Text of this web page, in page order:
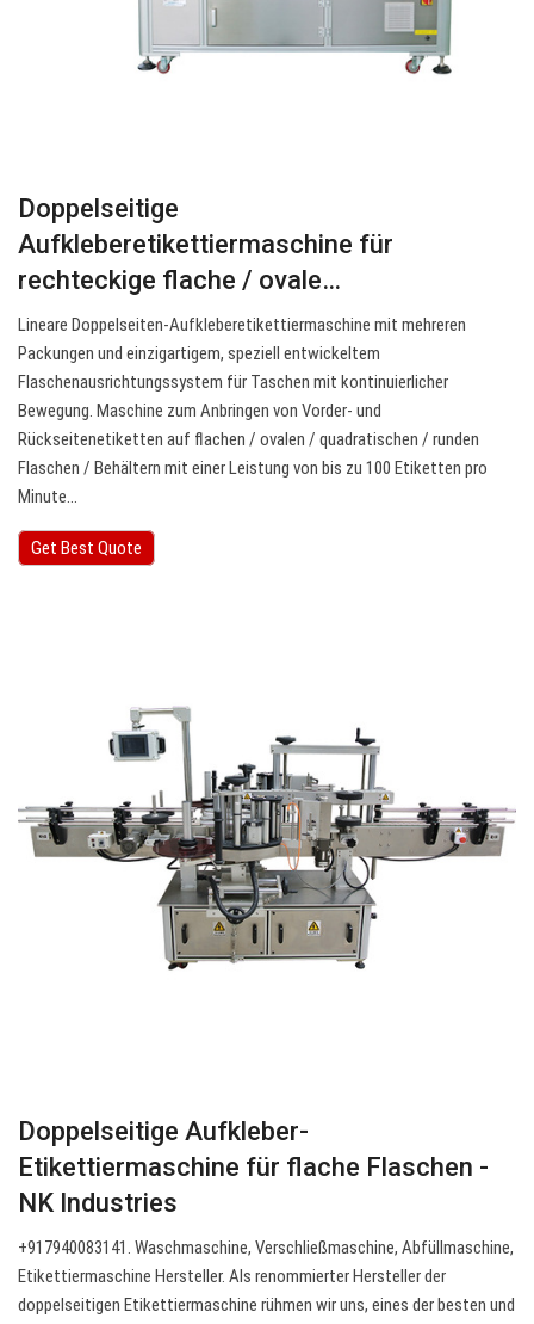
Doppelseitige
Aufkleberetikettiermaschine für
rechteckige flache / ovale…
Lineare Doppelseiten-Aufkleberetikettiermaschine mit mehreren
Packungen und einzigartigem, speziell entwickeltem
Flaschenausrichtungssystem für Taschen mit kontinuierlicher
Bewegung. Maschine zum Anbringen von Vorder- und
Rückseitenetiketten auf flachen / ovalen / quadratischen / runden
Flaschen / Behältern mit einer Leistung von bis zu 100 Etiketten pro
Minute…
Get Best Quote
Doppelseitige Aufkleber-
Etikettiermaschine für flache Flaschen -
NK Industries
+917940083141. Waschmaschine, Verschließmaschine, Abfüllmaschine,
Etikettiermaschine Hersteller. Als renommierter Hersteller der
doppelseitigen Etikettiermaschine rühmen wir uns, eines der besten und